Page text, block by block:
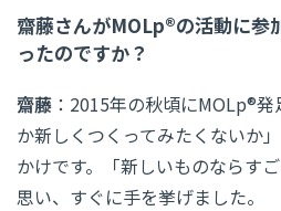
齋藤さんがMOLp®の活動に参
ったのですか？
齋藤 ：2015年の秋頃にMOLp®
か新しくつくってみたくないか
かけです。「新しいものならす
思い、すぐに手を挙げました。